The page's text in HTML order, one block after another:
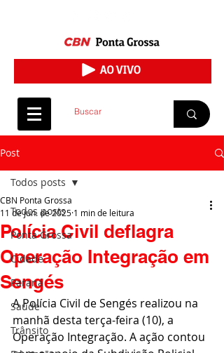
Post
Todos posts
Ponta Grossa
Cidade
Paraná
Saúde
Trânsito
Todos posts
Polícia Civil deflagra
Operação Integração em
Sengés
CBN Ponta Grossa
11 de jun. de 2025 1 min de leitura
A Polícia Civil de Sengés realizou na
manhã desta terça-feira (10), a
Operação Integração. A ação contou